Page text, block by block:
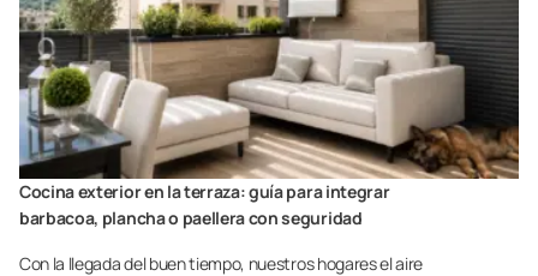
Cocina exterior en la terraza: guía para integrar
barbacoa, plancha o paellera con seguridad
Con la llegada del buen tiempo, nuestros hogares el aire